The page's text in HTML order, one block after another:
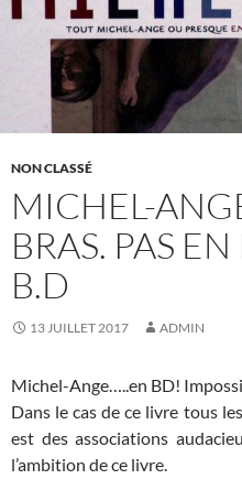
NON CLASSÉ
MICHEL-
BRAS. PAS
B.D
13 JUILLET 2017 ADMIN
Michel-Ange…..en BD!
Dans le cas de ce livre tous
est des associations
l’ambition de ce livre.